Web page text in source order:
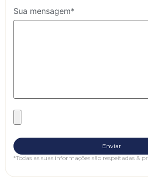
Sua mensagem*
*Todas as suas informações são respeitadas &